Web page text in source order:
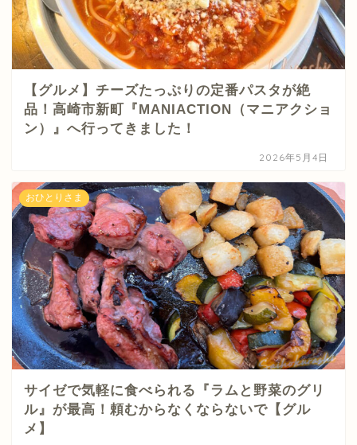
【グルメ】チーズたっぷりの定番パスタが絶
品！高崎市新町『MANIACTION（マニアクショ
ン）』へ行ってきました！
2026年5月4日
おひとりさま
サイゼで気軽に食べられる『ラムと野菜のグリ
ル』が最高！頼むからなくならないで【グル
メ】